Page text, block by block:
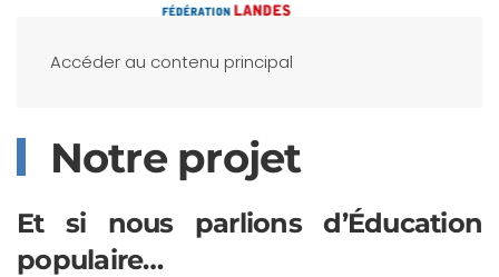
Accéder au contenu principal
Notre projet
Et si nous parlions d’Éducation
populaire…